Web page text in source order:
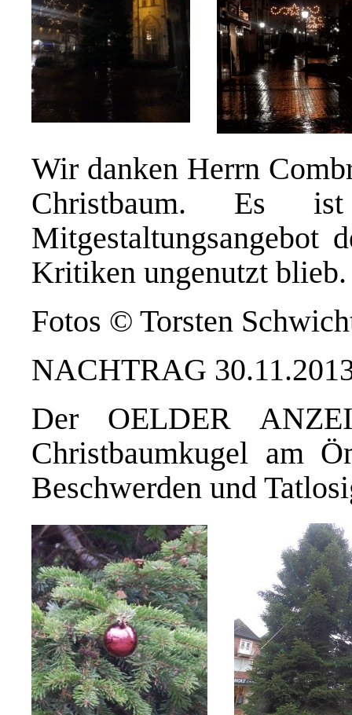
Wir danken Herrn
Christbaum. Es
Mitgestaltungsangebot
Kritiken ungenutzt blieb.
Fotos © Torsten
NACHTRAG
Der OELDER
Christbaumkugel am
Beschwerden und